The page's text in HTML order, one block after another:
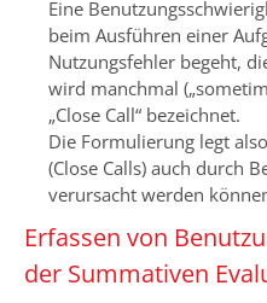
Eine
beim Ausführen einer
Nutzungsfehler begeht,
wird manchmal
„Close Call“ bezeichnet.
Die Formulierung legt
(Close Calls) auch durch
verursacht werden
Erfassen von
der Summativen